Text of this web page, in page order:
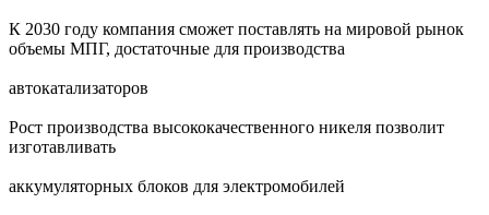
К 2030 году компания сможет поставлять на мировой рынок
объемы МПГ, достаточные для производства
автокатализаторов
Рост производства высококачественного никеля позволит
изготавливать
аккумуляторных блоков для электромобилей